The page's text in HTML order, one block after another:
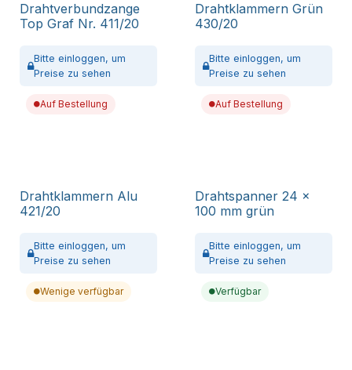
Drahtverbundzange
Top Graf Nr. 411/20
Bitte einloggen, um
Preise zu sehen
Auf Bestellung
Drahtklammern Grün
430/20
Bitte einloggen, um
Preise zu sehen
Auf Bestellung
Drahtklammern Alu
421/20
Bitte einloggen, um
Preise zu sehen
Wenige verfügbar
Drahtspanner 24 x
100 mm grün
Bitte einloggen, um
Preise zu sehen
Verfügbar